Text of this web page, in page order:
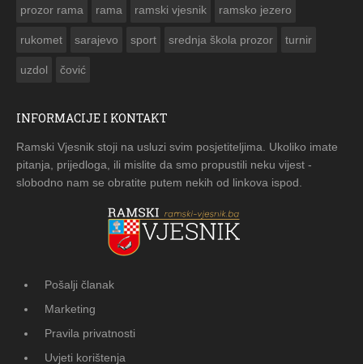
prozor rama rama ramski vjesnik ramsko jezero
rukomet sarajevo sport srednja škola prozor turnir
uzdol čović
INFORMACIJE I KONTAKT
Ramski Vjesnik stoji na usluzi svim posjetiteljima. Ukoliko imate
pitanja, prijedloga, ili mislite da smo propustili neku vijest -
slobodno nam se obratite putem nekih od linkova ispod.
Pošalji članak
Marketing
Pravila privatnosti
Uvjeti korištenja